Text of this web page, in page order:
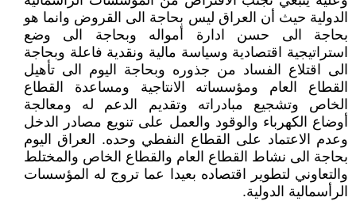
الدولية حيث أن العراق ليس بحاجة الى القروض وانما هو
بحاجة الى حسن ادارة أمواله وبحاجة الى وضع
استراتيجية اقتصادية وسياسة مالية ونقدية فاعلة وبحاجة
الى اقتلاع الفساد من جذوره وبحاجة اليوم الى تأهيل
القطاع العام ومؤسساته الانتاجية ومساعدة القطاع
الخاص وتشجيع مبادراته وتقديم الدعم له ومعالجة
أوضاع الكهرباء والوقود والعمل على تنويع مصادر الدخل
وعدم الاعتماد على القطاع النفطي وحده. العراق اليوم
بحاجة الى نشاط القطاع العام والقطاع الخاص والمختلط
والتعاوني لتطوير اقتصاده بعيدا عما تروج له المؤسسات
الرأسمالية الدولية.